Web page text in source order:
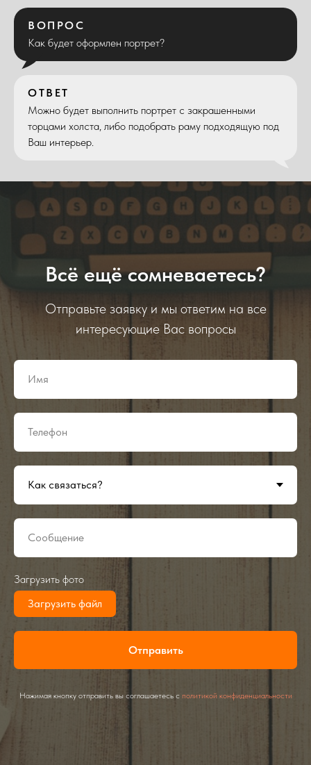
ВОПРОС
Как будет оформлен портрет?
ОТВЕТ
Можно будет выполнить портрет с закрашенными
торцами холста, либо подобрать раму подходящую под
Ваш интерьер.
Всё ещё сомневаетесь?
Отправьте заявку и мы ответим на все
интересующие Вас вопросы
Загрузить фото
Загрузить файл
Отправить
Нажимая кнопку отправить вы соглашаетесь с политикой конфиденциальности